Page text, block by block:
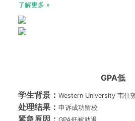
了解更多 »
GPA低
学生背景： Western University 韦仕
处理结果： 申诉成功留校